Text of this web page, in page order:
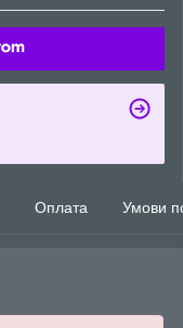
Оплата Умови